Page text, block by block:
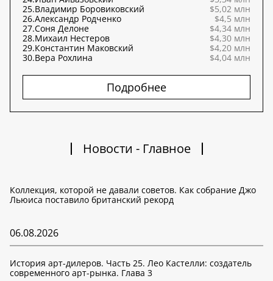
25.Владимир Боровиковский
$5,02 млн
26.Александр Родченко
$4,5 млн
27.Соня Делоне
$4,34 млн
28.Михаил Нестеров
$4,30 млн
29.Константин Маковский
$4,20 млн
30.Вера Рохлина $4,04 млн
Подробнее
Новости - Главное
Коллекция, которой не давали советов. Как собрание Джо
Льюиса поставило британский рекорд
06.08.2026
История арт-дилеров. Часть 25. Лео Кастелли: создатель
современного арт-рынка. Глава 3